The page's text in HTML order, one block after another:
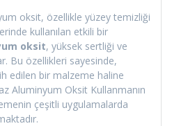
oksit, özellikle yüzey temizliği
kullanılan etkili bir
oksit, yüksek sertliği ve
Bu özellikleri sayesinde,
edilen bir malzeme haline
Aluminyum Oksit Kullanmanın
çeşitli uygulamalarda